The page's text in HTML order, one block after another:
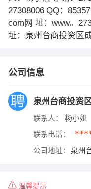
27308006 QQ：
com网 址：www。
址：泉州台商投资区
公司信息
泉州台商投资
联系人： 杨小姐
联系电话：
公司地址： 泉州
温馨提示